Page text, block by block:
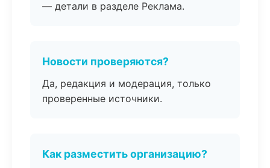
— детали в разделе Реклама.
Новости проверяются?
Да, редакция и модерация, только
проверенные источники.
Как разместить организацию?